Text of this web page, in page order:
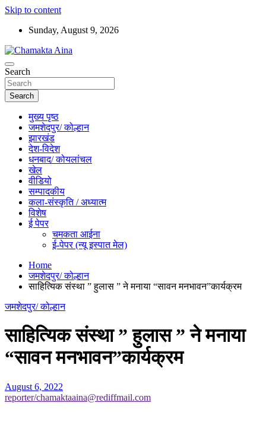
Skip to content
Sunday, August 9, 2026
Chamakta Aina
Hindi News Paper – Jharkhand
Search
Search
मुख्य पृष्ठ
जमशेदपुर/ कोल्हान
झारखंड
देश-विदेश
धनबाद/ कोयलांचल
खेल
वीडियो
सम्पादकीय
कला-संस्कृति / अध्यात्म
विशेष
ई पेपर
चमकता आईना
ई-पेपर (न्यू इस्पात मेल)
Home
जमशेदपुर/ कोल्हान
साहित्यिक संस्था ” हुलास ” ने मनाया “सावन मनभावन”कार्यक्रम
जमशेदपुर/ कोल्हान
साहित्यिक संस्था ” हुलास ” ने मनाया
“सावन मनभावन”कार्यक्रम
August 6, 2022
reporter/chamaktaaina@rediffmail.com